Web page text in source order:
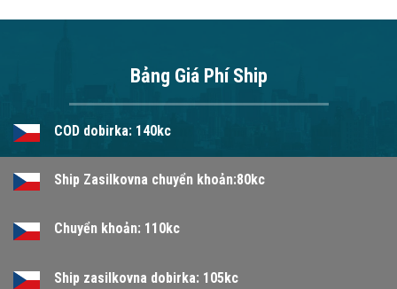
Bảng Giá Phí Ship
COD dobirka: 140kc
Ship Zasilkovna chuyển khoản:80kc
Chuyển khoản: 110kc
Ship zasilkovna dobirka: 105kc